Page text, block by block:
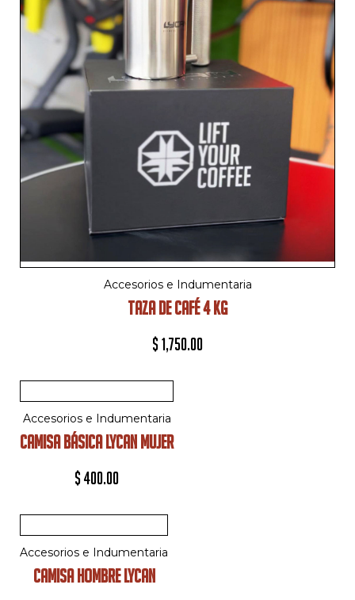
Accesorios e Indumentaria
TAZA DE CAFÉ 4 KG
$1,750.00
Accesorios e Indumentaria
CAMISA BÁSICA LYCAN MUJER
$400.00
Accesorios e Indumentaria
CAMISA HOMBRE LYCAN